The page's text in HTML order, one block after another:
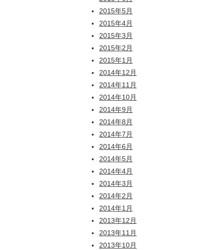
2015年5月
2015年4月
2015年3月
2015年2月
2015年1月
2014年12月
2014年11月
2014年10月
2014年9月
2014年8月
2014年7月
2014年6月
2014年5月
2014年4月
2014年3月
2014年2月
2014年1月
2013年12月
2013年11月
2013年10月